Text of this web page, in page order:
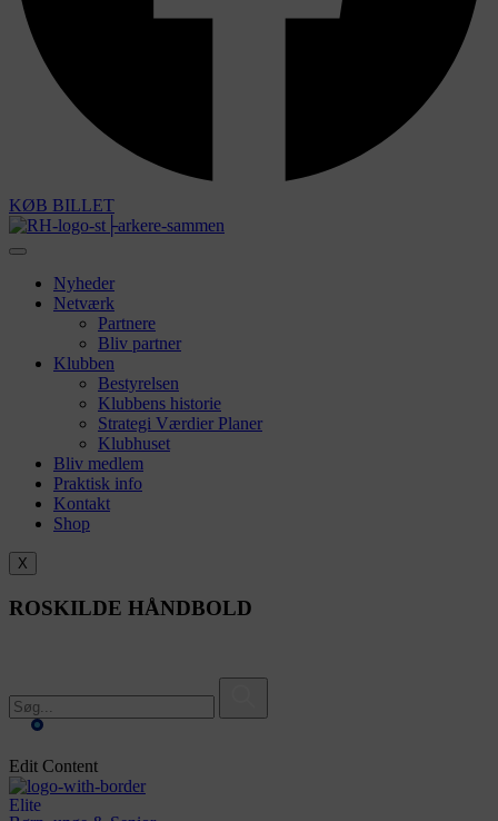
KØB BILLET
Nyheder
Netværk
Partnere
Bliv partner
Klubben
Bestyrelsen
Klubbens historie
Strategi Værdier Planer
Klubhuset
Bliv medlem
Praktisk info
Kontakt
Shop
X
ROSKILDE HÅNDBOLD
Edit Content
Elite